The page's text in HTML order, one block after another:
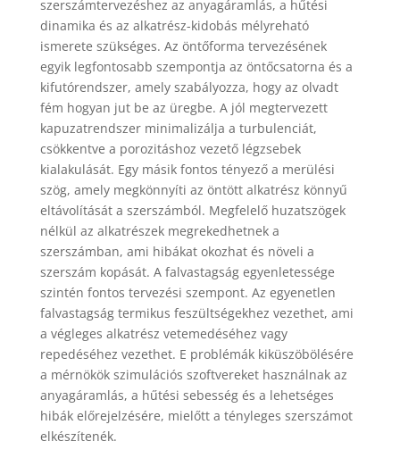
szerszámtervezéshez az anyagáramlás, a hűtési
dinamika és az alkatrész-kidobás mélyreható
ismerete szükséges. Az öntőforma tervezésének
egyik legfontosabb szempontja az öntőcsatorna és a
kifutórendszer, amely szabályozza, hogy az olvadt
fém hogyan jut be az üregbe. A jól megtervezett
kapuzatrendszer minimalizálja a turbulenciát,
csökkentve a porozitáshoz vezető légzsebek
kialakulását. Egy másik fontos tényező a merülési
szög, amely megkönnyíti az öntött alkatrész könnyű
eltávolítását a szerszámból. Megfelelő huzatszögek
nélkül az alkatrészek megrekedhetnek a
szerszámban, ami hibákat okozhat és növeli a
szerszám kopását. A falvastagság egyenletessége
szintén fontos tervezési szempont. Az egyenetlen
falvastagság termikus feszültségekhez vezethet, ami
a végleges alkatrész vetemedéséhez vagy
repedéséhez vezethet. E problémák kiküszöbölésére
a mérnökök szimulációs szoftvereket használnak az
anyagáramlás, a hűtési sebesség és a lehetséges
hibák előrejelzésére, mielőtt a tényleges szerszámot
elkészítenék.